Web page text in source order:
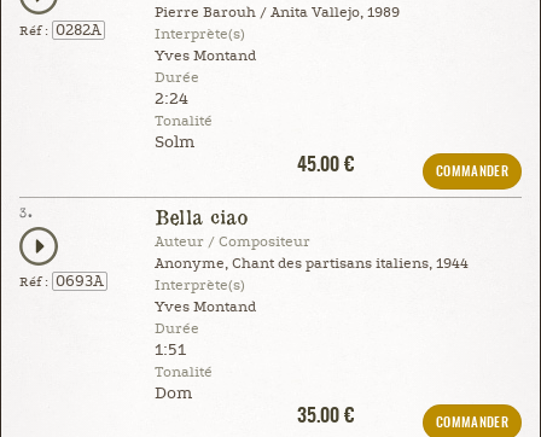
Réf : 0282A
Pierre Barouh / Anita Vallejo, 1989
Interprète(s)
Yves Montand
Durée
2:24
Tonalité
Solm
45.00 €
COMMANDER
3.
Réf : 0693A
Bella ciao
Auteur / Compositeur
Anonyme, Chant des partisans italiens, 1944
Interprète(s)
Yves Montand
Durée
1:51
Tonalité
Dom
35.00 €
COMMANDER